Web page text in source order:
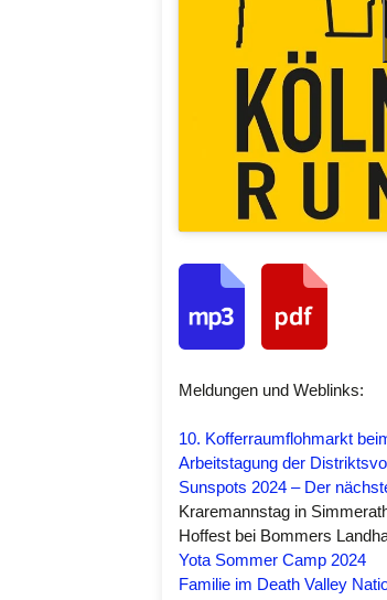
Meldungen und Weblinks:
10. Kofferraumflohmarkt
Arbeitstagung der
Sunspots 2024 – Der
Kraremannstag in
Hoffest bei Bommers
Yota Sommer Camp 2024
Familie im Death Valley